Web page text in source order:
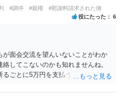
#調停 #親権 #慰謝料請求された側
役にたった 6
面会交流を望んいないことがわか
してこないのかも知れませんね。
るごとに5万円を支払うことを取決め
どもたちと会いたい）と言うより